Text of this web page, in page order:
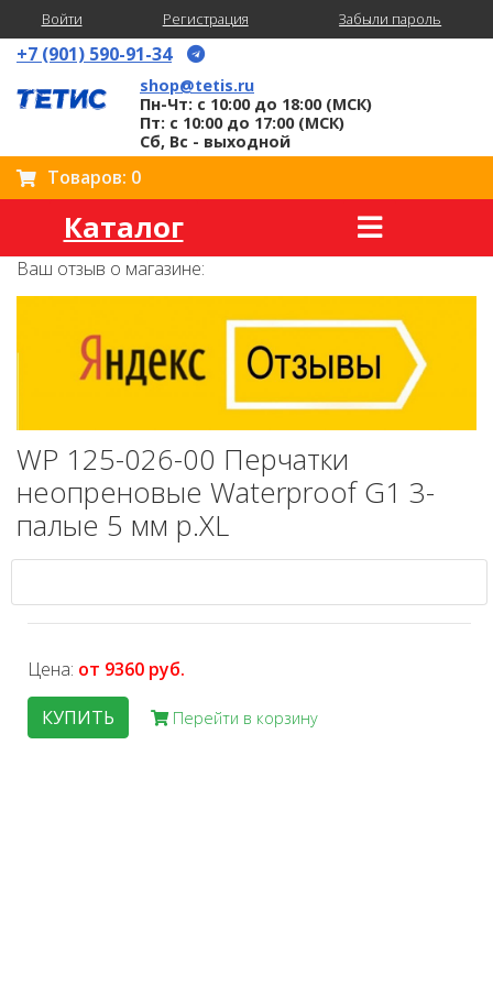
Войти Регистрация Забыли пароль
+7 (901) 590-91-34
shop@tetis.ru
Пн-Чт: с 10:00 до 18:00 (МСК)
Пт: с 10:00 до 17:00 (МСК)
Сб, Вс - выходной
Товаров: 0
Каталог
Ваш отзыв о магазине:
WP 125-026-00 Перчатки
неопреновые Waterproof G1 3-
палые 5 мм р.XL
Цена: от 9360 руб.
КУПИТЬ
Перейти в корзину